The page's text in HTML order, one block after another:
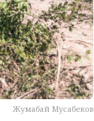
Жумабай Мусабеков